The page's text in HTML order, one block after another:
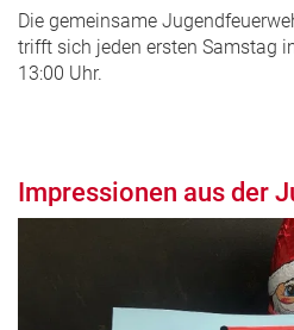
Die gemeinsame
trifft sich jeden ersten Samstag
13:00 Uhr.
Impressionen aus der